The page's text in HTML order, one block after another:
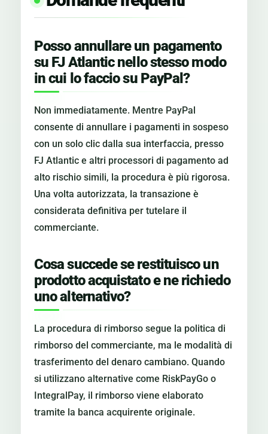
Posso annullare un pagamento
su FJ Atlantic nello stesso modo
in cui lo faccio su PayPal?
Non immediatamente. Mentre PayPal
consente di annullare i pagamenti in sospeso
con un solo clic dalla sua interfaccia, presso
FJ Atlantic e altri processori di pagamento ad
alto rischio simili, la procedura è più rigorosa.
Una volta autorizzata, la transazione è
considerata definitiva per tutelare il
commerciante.
Cosa succede se restituisco un
prodotto acquistato e ne richiedo
uno alternativo?
La procedura di rimborso segue la politica di
rimborso del commerciante, ma le modalità di
trasferimento del denaro cambiano. Quando
si utilizzano alternative come RiskPayGo o
IntegralPay, il rimborso viene elaborato
tramite la banca acquirente originale.